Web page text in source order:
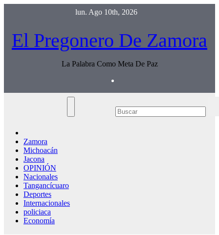
lun. Ago 10th, 2026
El Pregonero De Zamora
La Palabra Como Meta De Paz
Zamora
Michoacán
Jacona
OPINIÓN
Nacionales
Tangancícuaro
Deportes
Internacionales
policiaca
Economía